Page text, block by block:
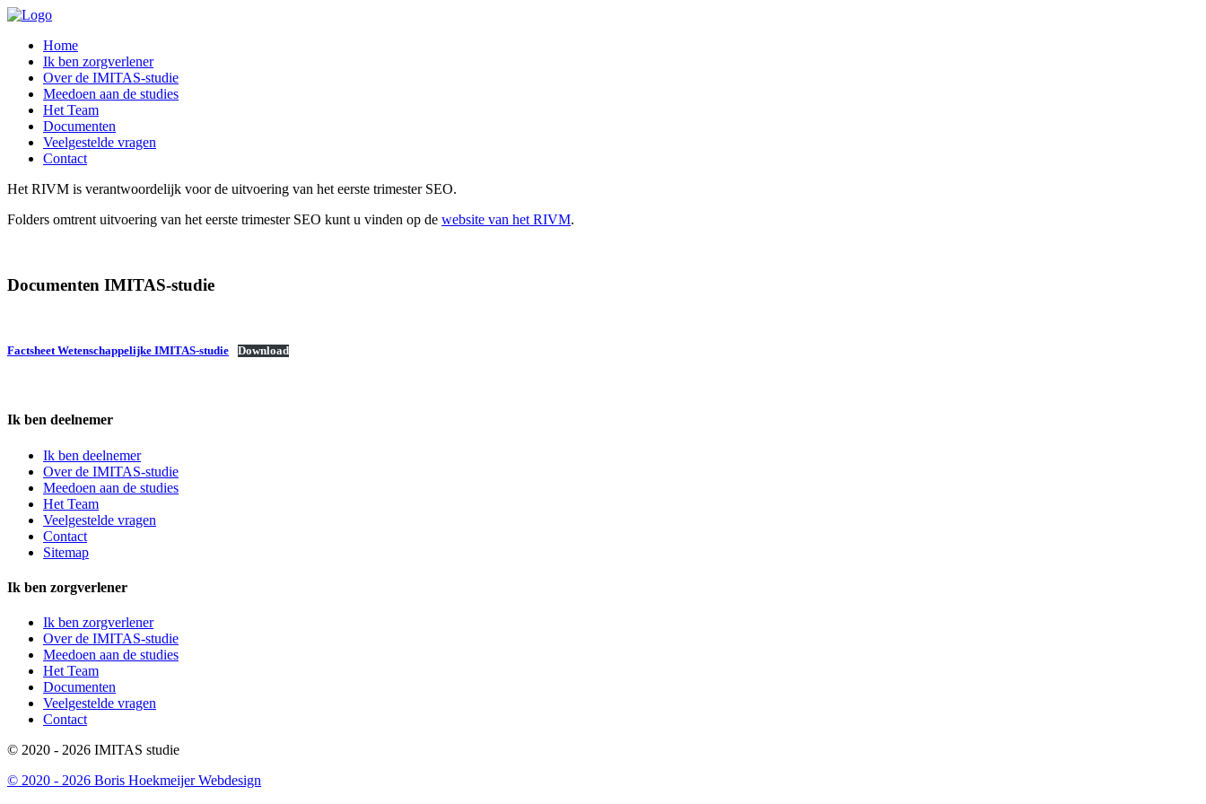
Home
Ik ben zorgverlener
Over de IMITAS-studie
Meedoen aan de studies
Het Team
Documenten
Veelgestelde vragen
Contact
Het RIVM is verantwoordelijk voor de uitvoering van het eerste trimester SEO.
Folders omtrent uitvoering van het eerste trimester SEO kunt u vinden op de website van het RIVM.
Documenten IMITAS-studie
Factsheet Wetenschappelijke IMITAS-studie Download
Ik ben deelnemer
Ik ben deelnemer
Over de IMITAS-studie
Meedoen aan de studies
Het Team
Veelgestelde vragen
Contact
Sitemap
Ik ben zorgverlener
Ik ben zorgverlener
Over de IMITAS-studie
Meedoen aan de studies
Het Team
Documenten
Veelgestelde vragen
Contact
© 2020 - 2026 IMITAS studie
© 2020 - 2026 Boris Hoekmeijer Webdesign